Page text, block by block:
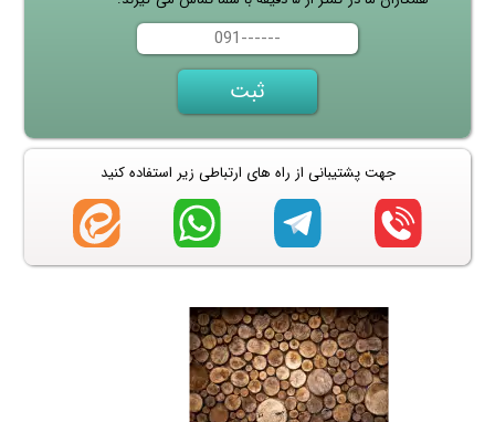
جهت پشتیبانی از راه های ارتباطی زیر استفاده کنید